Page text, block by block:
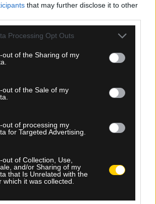
that may further disclose it to other
website/app uses one or more Google
visit or usage behaviour. You may click to
to Google and its third-party tags to
below specified purposes in below Google
Processing Opt Outs
out of the Sharing of my
out of the Sale of my
out of processing my
for Targeted Advertising.
of Collection, Use,
and/or Sharing of my
that Is Unrelated with the
which it was collected.
καταλογίζει φάουλ υπέρ: